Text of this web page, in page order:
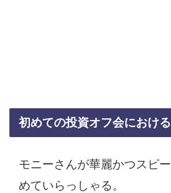
初めての投資オフ会におけ
モニーさんが華麗かつスピ
めていらっしゃる。